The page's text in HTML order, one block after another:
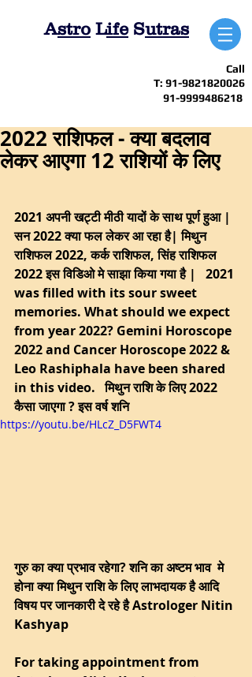
Astro LifeSutras
Call
T: 91-9821820026
91-9999486218
2022 राशिफल - क्या बदलाव
लेकर आएगा 12 राशियों के लिए
2021 अपनी खट्टी मीठी यादों के साथ पूर्ण हुआ |
सन 2022 क्या फल लेकर आ रहा है| मिथुन
राशिफल 2022, कर्क राशिफल, सिंह राशिफल
2022 इस विडिओ मे साझा किया गया है |   2021
was filled with its sour sweet
memories. What should we expect
from year 2022? Gemini Horoscope
2022 and Cancer Horoscope 2022 &
Leo Rashiphala have been shared
in this video.   मिथुन राशि के लिए 2022
कैसा जाएगा ? इस वर्ष शनि
https://youtu.be/HLcZ_D5FWT4
गुरु का क्या प्रभाव रहेगा? शनि का अष्टम भाव  मे
होना क्या मिथुन राशि के लिए लाभदायक है आदि
विषय पर जानकारी दे रहे है Astrologer Nitin
Kashyap
For taking appointment from